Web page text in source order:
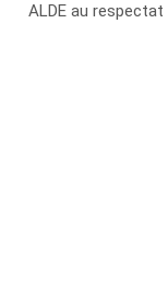
ALDE au respectat